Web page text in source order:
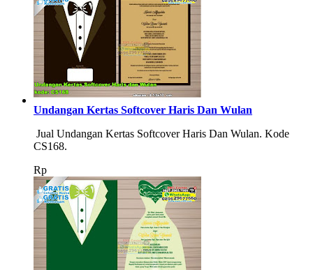
Undangan Kertas Softcover Haris Dan Wulan
Jual Undangan Kertas Softcover Haris Dan Wulan. Kode
CS168.
Rp